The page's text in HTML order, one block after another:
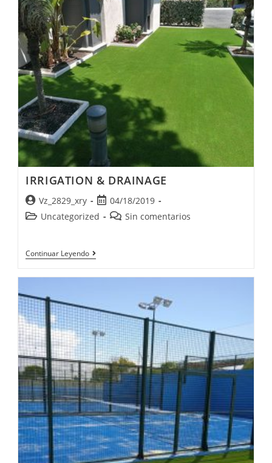
IRRIGATION & DRAINAGE
Vz_2829_xry
04/18/2019
Uncategorized
Sin comentarios
Continuar Leyendo